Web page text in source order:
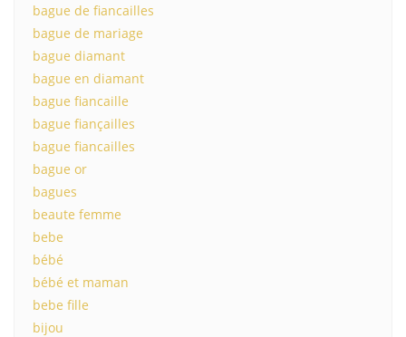
bague de fiancailles
bague de mariage
bague diamant
bague en diamant
bague fiancaille
bague fiançailles
bague fiancailles
bague or
bagues
beaute femme
bebe
bébé
bébé et maman
bebe fille
bijou